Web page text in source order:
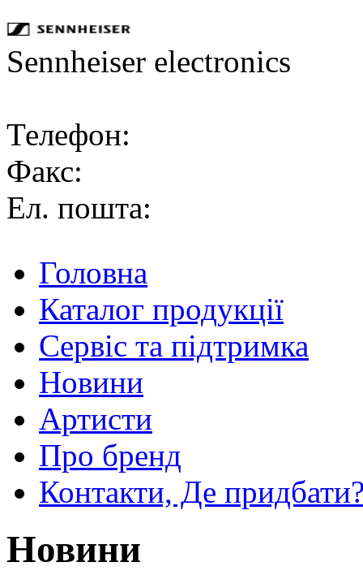
Sennheiser electronics
Телефон:
Факс:
Ел. пошта:
Головна
Каталог продукції
Сервіс та підтримка
Новини
Артисти
Про бренд
Контакти, Де
Новини